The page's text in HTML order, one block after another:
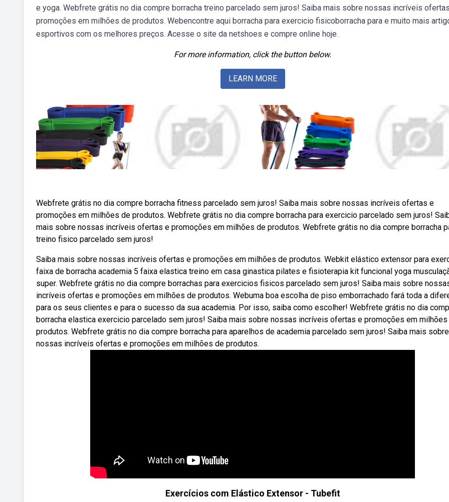
e yoga. Webfrete grátis no dia compre borracha treino parcelado sem juros! Saiba mais sobre nossas incríveis
promoções em milhões de produtos. Webencontre aqui borracha para exercicio fisicoborracha para e muito mais
esportivos com os melhores preços. Acesse o site da netshoes e compre online hoje.
For more information, click the button below.
LEARN MORE
Webfrete grátis no dia compre borracha fitness parcelado sem juros! Saiba mais sobre nossas incríveis ofertas e
promoções em milhões de produtos. Webfrete grátis no dia compre borracha para exercicio parcelado sem juros!
mais sobre nossas incríveis ofertas e promoções em milhões de produtos. Webfrete grátis no dia compre borracha
treino fisico parcelado sem juros!
Saiba mais sobre nossas incríveis ofertas e promoções em milhões de produtos. Webkit elástico extensor para
faixa de borracha academia 5 faixa elastica treino em casa ginastica pilates e fisioterapia kit funcional yoga
super. Webfrete grátis no dia compre borrachas para exercicios fisicos parcelado sem juros! Saiba mais sobre
incríveis ofertas e promoções em milhões de produtos. Webuma boa escolha de piso emborrachado fará toda a
para os seus clientes e para o sucesso da sua academia. Por isso, saiba como escolher! Webfrete grátis no dia
borracha elastica exercicio parcelado sem juros! Saiba mais sobre nossas incríveis ofertas e promoções em
produtos. Webfrete grátis no dia compre borracha para aparelhos de academia parcelado sem juros! Saiba mais sobre
nossas incríveis ofertas e promoções em milhões de produtos.
Exercícios com Elástico Extensor - Tubefit